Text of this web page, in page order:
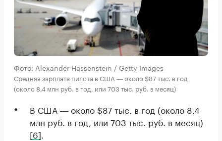
Фото: Alexander Hassenstein / Getty Images
Средняя зарплата пилота в США ― около $87 тыс. в год
(около 8,4 млн руб. в год, или 703 тыс. руб. в месяц)
В США ― около $87 тыс. в год (около 8,4
млн руб. в год, или 703 тыс. руб. в месяц)
[6]